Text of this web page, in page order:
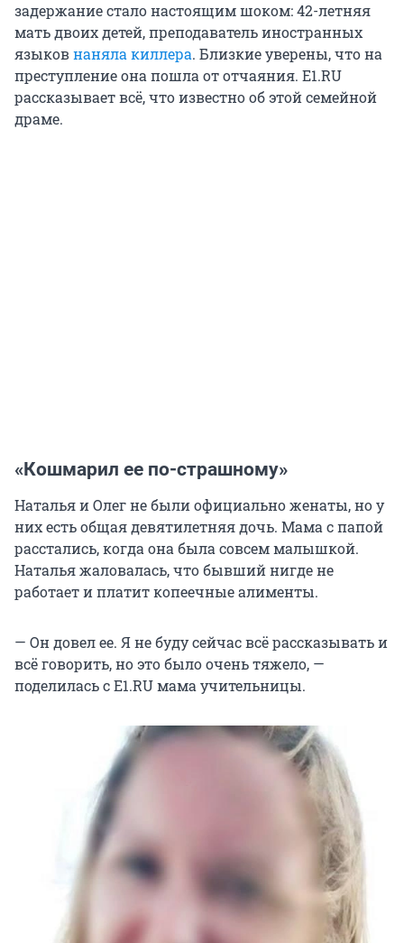
задержание стало настоящим шоком: 42-летняя
мать двоих детей, преподаватель иностранных
языковнаняла киллера. Близкие уверены, что на
преступление она пошла от отчаяния. E1.RU
рассказывает всё, что известно об этой семейной
драме.
«Кошмарил ее по-страшному»
Наталья и Олег не были официально женаты, но у
них есть общая девятилетняя дочь. Мама с папой
расстались, когда она была совсем малышкой.
Наталья жаловалась, что бывший нигде не
работает и платит копеечные алименты.
— Он довел ее. Я не буду сейчас всё рассказывать и
всё говорить, но это было очень тяжело, —
поделилась с E1.RU мама учительницы.